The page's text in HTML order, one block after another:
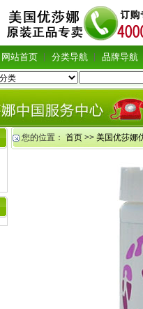
网站首页 分类导航 品牌导航
您的位置： 首页>> 美国优莎娜